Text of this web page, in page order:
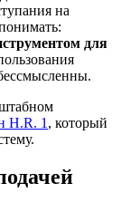
на
для
H.R. 1 , который